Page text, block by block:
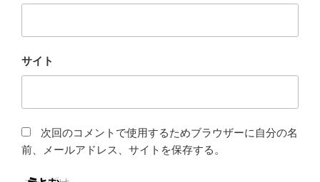
サイト
次回のコメントで使用するためブラウザーに自分の名
前、メールアドレス、サイトを保存する。